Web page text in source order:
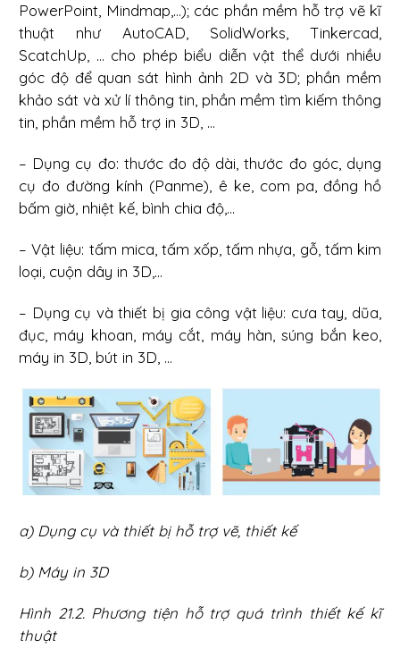
PowerPoint, Mindmap,...); các phần mềm hỗ trợ vẽ kĩ
thuật như AutoCAD, SolidWorks, Tinkercad,
ScatchUp, ... cho phép biểu diễn vật thể dưới nhiều
góc độ để quan sát hình ảnh 2D và 3D; phần mềm
khảo sát và xử lí thông tin, phần mềm tìm kiếm thông
tin, phần mềm hỗ trợ in 3D, ...
– Dụng cụ đo: thước đo độ dài, thước đo góc, dụng
cụ đo đường kính (Panme), ê ke, com pa, đồng hồ
bấm giờ, nhiệt kế, bình chia độ,...
– Vật liệu: tấm mica, tấm xốp, tấm nhựa, gỗ, tấm kim
loại, cuộn dây in 3D,...
– Dụng cụ và thiết bị gia công vật liệu: cưa tay, dũa,
đục, máy khoan, máy cắt, máy hàn, súng bắn keo,
máy in 3D, bút in 3D, ...
a) Dụng cụ và thiết bị hỗ trợ vẽ, thiết kế
b) Máy in 3D
Hình 21.2. Phương tiện hỗ trợ quá trình thiết kế kĩ
thuật